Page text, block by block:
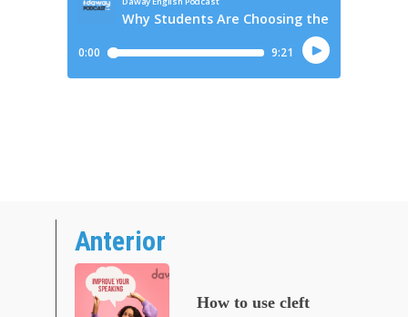
Anterior
How to use cleft